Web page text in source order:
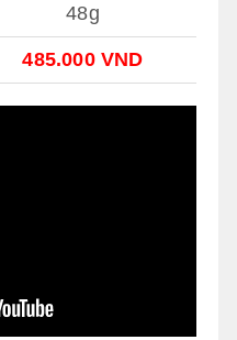
48g
485.000 VND